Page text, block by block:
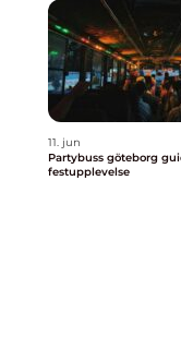
11. jun
Partybuss göteborg guide till en rörlig
festupplevelse